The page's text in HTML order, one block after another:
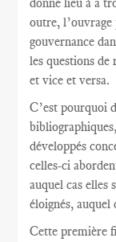
outre,
gouvernance
les questions de
et vice et versa.
C’est pourquoi
développés
celles-ci
auquel cas elles
éloignés, auquel
Cette première